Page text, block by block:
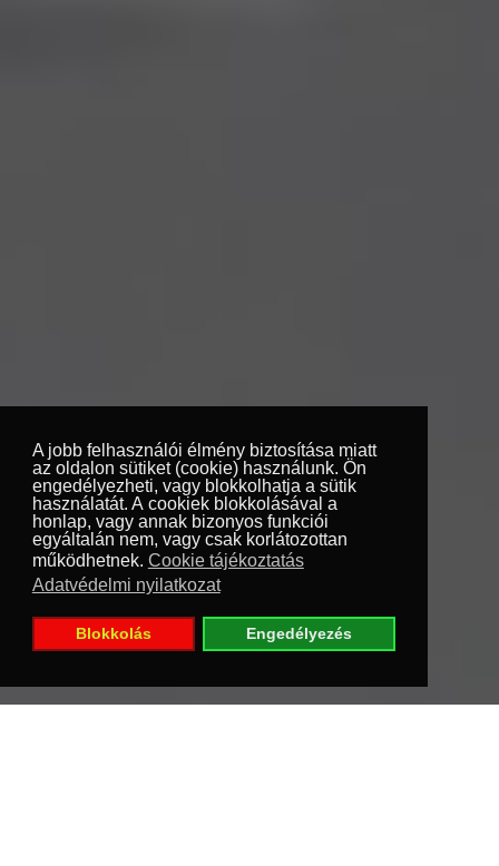
A jobb felhasználói élmény biztosítása miatt
az oldalon sütiket (cookie) használunk. Ön
engedélyezheti, vagy blokkolhatja a sütik
használatát. A cookiek blokkolásával a
honlap, vagy annak bizonyos funkciói
egyáltalán nem, vagy csak korlátozottan
működhetnek. Cookie tájékoztatás
Adatvédelmi nyilatkozat
Blokkolás Engedélyezés